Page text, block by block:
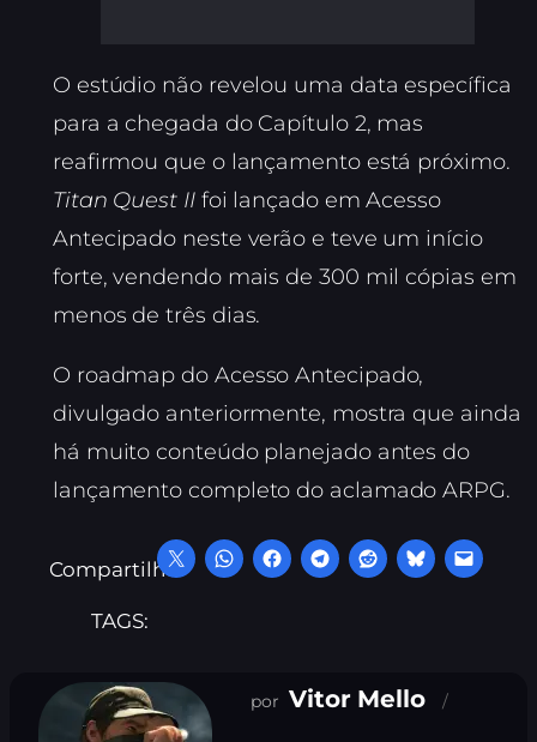
O estúdio não revelou uma data específica
para a chegada do Capítulo 2, mas
reafirmou que o lançamento está próximo.
Titan Quest IIfoi lançado em Acesso
Antecipado neste verão e teve um início
forte, vendendo mais de 300 mil cópias em
menos de três dias.
O roadmap do Acesso Antecipado,
divulgado anteriormente, mostra que ainda
há muito conteúdo planejado antes do
lançamento completo do aclamado ARPG.
Compartilhe:
TAGS:
Vitor Mello